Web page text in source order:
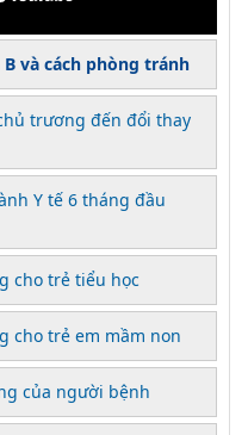
và cách phòng tránh
trương đến đổi thay
Y tế 6 tháng đầu
cho trẻ tiểu học
cho trẻ em mầm non
của người bệnh